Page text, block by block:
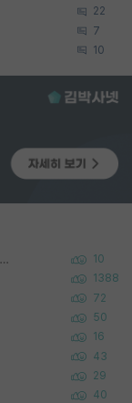
22
7
10
Korea University 수학, 컴퓨터과학 이학사, UC Berkeley 산업공학 대학원 공학박사가 되는 것은 쉽지 않겠죠? 10
1388
72
50
16
43
29
40